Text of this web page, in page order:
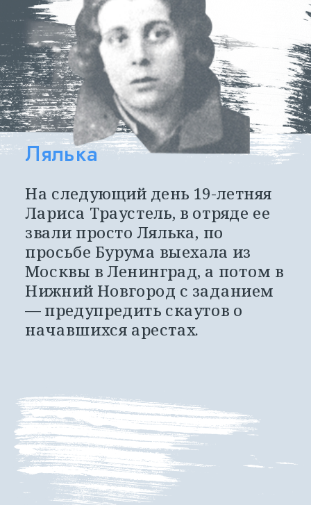
Лялька
На следующий день 19-летняя
Лариса Траустель, в отряде ее
звали просто Лялька, по
просьбе Бурума выехала из
Москвы в Ленинград, а потом в
Нижний Новгород с заданием
— предупредить скаутов о
начавшихся арестах.